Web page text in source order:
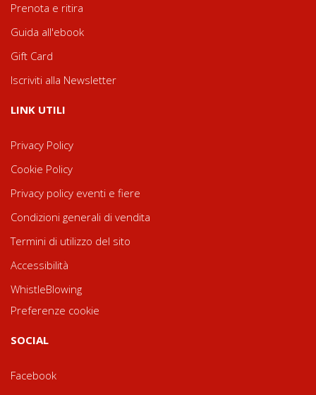
Prenota e ritira
Guida all'ebook
Gift Card
Iscriviti alla Newsletter
LINK UTILI
Privacy Policy
Cookie Policy
Privacy policy eventi e fiere
Condizioni generali di vendita
Termini di utilizzo del sito
Accessibilità
WhistleBlowing
Preferenze cookie
SOCIAL
Facebook